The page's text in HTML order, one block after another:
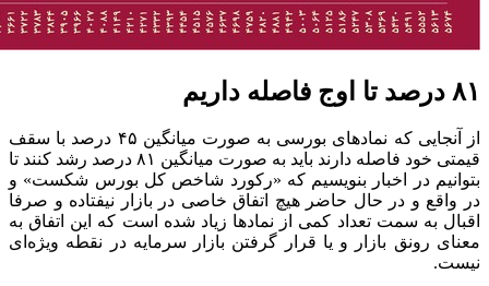
از آنجایی که نماد‌های بورسی به صورت میانگین ۴۵ درصد با سقف
قیمتی خود فاصله دارند باید به صورت میانگین ۸۱ درصد رشد کنند تا
بتوانیم در اخبار بنویسیم که «رکورد شاخص کل بورس شکست» و
در واقع و در حال حاضر هیچ اتفاق خاصی در بازار نیفتاده و صرفا
اقبال به سمت تعداد کمی از نماد‌ها زیاد شده است که این اتفاق به
معنای رونق بازار و یا قرار گرفتن بازار سرمایه در نقطه ویژه‌ای